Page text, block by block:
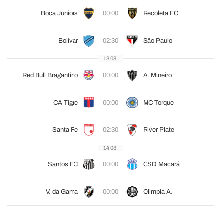
Boca Juniors 00:00 Recoleta FC
Bolívar 02:30 São Paulo
13.08.
Red Bull Bragantino 00:00 A. Mineiro
CA Tigre 00:00 MC Torque
Santa Fe 02:30 River Plate
14.08.
Santos FC 00:00 CSD Macará
V. da Gama 00:00 Olimpia A.